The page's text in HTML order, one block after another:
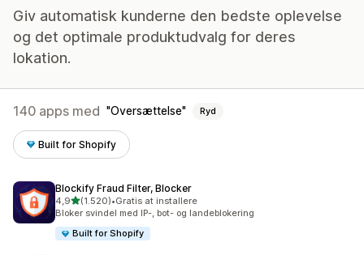
Giv automatisk kunderne den bedste oplevelse
og det optimale produktudvalg for deres
lokation.
140 apps med Oversættelse Ryd
Built for Shopify
Blockify Fraud Filter, Blocker
4,9ud af 5 stjerner
(1.520)
1520 anmeldelser i alt
•Gratis at installere
Bloker svindel med IP-, bot- og landeblokering
Built for Shopify